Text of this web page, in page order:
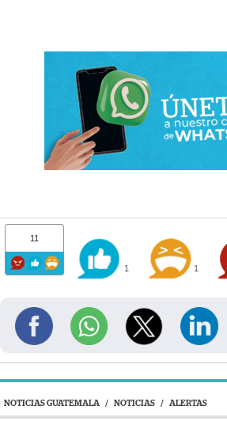
11
1 1
NOTICIAS GUATEMALA / NOTICIAS / ALERTAS